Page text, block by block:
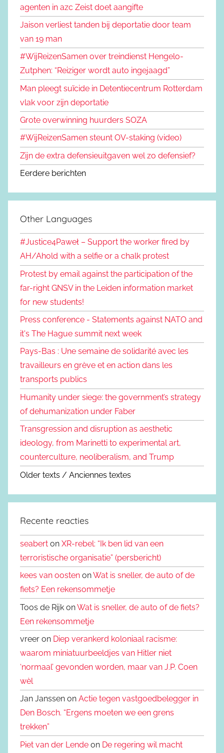
agenten in azc Zeist doet aangifte
Jaison verliest tanden bij deportatie door team
van 19 man
#WijReizenSamen over treindienst Hengelo-
Zutphen: “Reiziger wordt auto ingejaagd”
Man pleegt suïcide in Detentiecentrum Rotterdam
vlak voor zijn deportatie
Grote overwinning huurders SOZA
#WijReizenSamen steunt OV-staking (video)
Zijn de extra defensieuitgaven wel zo defensief?
Eerdere berichten
Other Languages
#Justice4Paweł – Support the worker fired by
AH/Ahold with a selfie or a chalk protest
Protest by email against the participation of the
far-right GNSV in the Leiden information market
for new students!
Press conference - Statements against NATO and
it's The Hague summit next week
Pays-Bas : Une semaine de solidarité avec les
travailleurs en grève et en action dans les
transports publics
Humanity under siege: the government’s strategy
of dehumanization under Faber
Transgression and disruption as aesthetic
ideology, from Marinetti to experimental art,
counterculture, neoliberalism, and Trump
Older texts / Anciennes textes
Recente reacties
seabert on XR-rebel: “Ik ben lid van een
terroristische organisatie” (persbericht)
kees van oosten onWat is sneller, de auto of de
fiets? Een rekensommetje
Toos de Rijk onWat is sneller, de auto of de fiets?
Een rekensommetje
vreer on Diep verankerd koloniaal racisme:
waarom miniatuurbeeldjes van Hitler niet
‘normaal’ gevonden worden, maar van J.P. Coen
wèl
Jan Janssen on Actie tegen vastgoedbelegger in
Den Bosch. “Ergens moeten we een grens
trekken”
Piet van der Lende on De regering wil macht